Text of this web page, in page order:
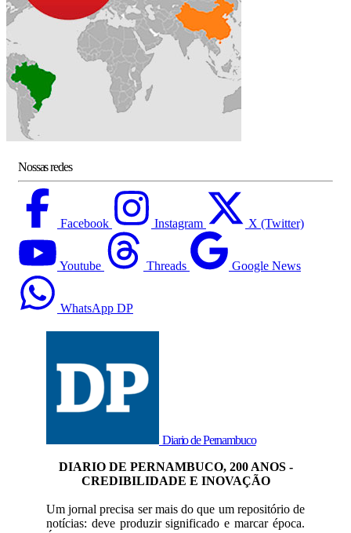
Nossas redes
Facebook Instagram X (Twitter)
Youtube Threads Google News
WhatsApp DP
Diario de Pernambuco
DIARIO DE PERNAMBUCO, 200 ANOS -
CREDIBILIDADE E INOVAÇÃO
Um jornal precisa ser mais do que um repositório de
notícias: deve produzir significado e marcar época.